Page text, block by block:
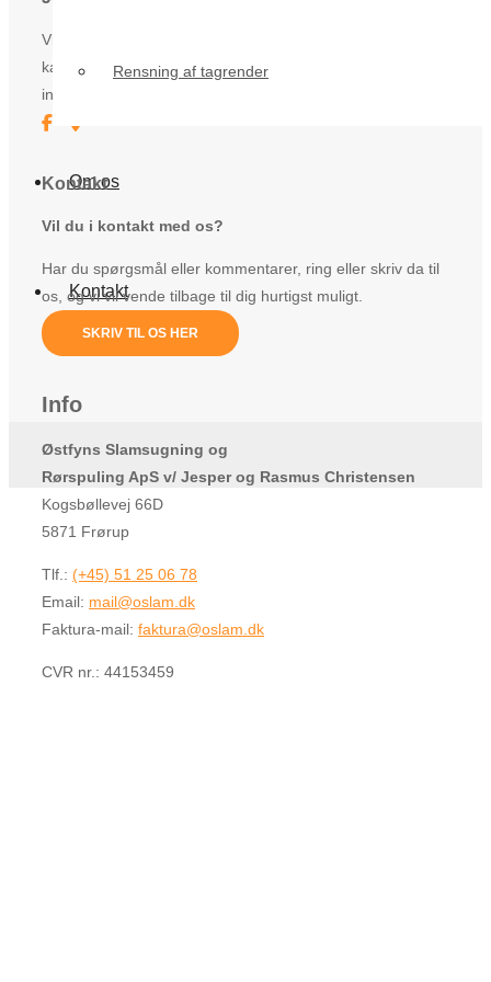
Rensning af tagrender
Om os
Kontakt
Vi udfører både store og små slamsugningsopgaver, og
kan derfor hjælpe både privatpersoner og offentlige
institutioner m.m.
Kontakt
Vil du i kontakt med os?
Har du spørgsmål eller kommentarer, ring eller skriv da til
os, og vi vil vende tilbage til dig hurtigst muligt.
SKRIV TIL OS HER
Info
Østfyns Slamsugning og
Rørspuling ApS v/ Jesper og Rasmus Christensen
Kogsbøllevej 66D
5871 Frørup
Tlf.: (+45) 51 25 06 78
Email: mail@oslam.dk
Faktura-mail: faktura@oslam.dk
CVR nr.: 44153459